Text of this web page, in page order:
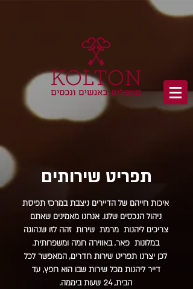
תפריט שירותים
איכות חייהם של הדיירים ניצבת במרכז תפיסת
ניהול הנכסים שלנו. אנחנו מאמינים שאתם
צריכים ליהנות מרמת שירות זהה לזו שנהוגה
במלונות פאר, באווירה חמה ומשפחתית.
לכן יצרנו תפריט שירות חדרים, המאפשר לכל
דייר ליהנות מכל שירות שבו הוא חפץ, עד
הבית, 24 שעות ביממה.